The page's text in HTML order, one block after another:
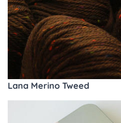
Lana Merino Tweed